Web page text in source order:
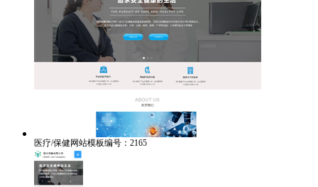
医疗/保健网站模板编号：2165